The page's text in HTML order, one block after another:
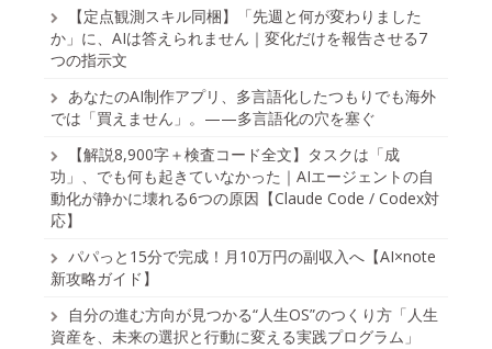
【定点観測スキル同梱】「先週と何が変わりました
か」に、AIは答えられません｜変化だけを報告させる7
つの指示文
あなたのAI制作アプリ、多言語化したつもりでも海外
では「買えません」。——多言語化の穴を塞ぐ
【解説8,900字＋検査コード全文】タスクは「成
功」、でも何も起きていなかった｜AIエージェントの自
動化が静かに壊れる6つの原因【Claude Code / Codex対
応】
パパっと15分で完成！月10万円の副収入へ【AI×note
新攻略ガイド】
自分の進む方向が見つかる“人生OS”のつくり方「人生
資産を、未来の選択と行動に変える実践プログラム」